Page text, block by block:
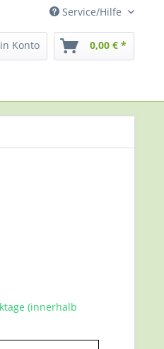
Service/Hilfe
Konto 0,00 € *
(innerhalb